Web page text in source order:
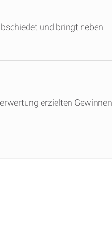
und bringt neben
erzielten Gewinnen